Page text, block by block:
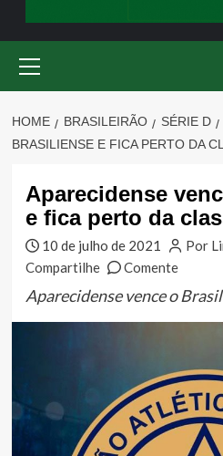
Menu
HOME BRASILEIRÃO SÉRIE D
BRASILIENSE E FICA PERTO DA
Aparecidense
e fica perto da
10 de julho de 2021
Por
Compartilhe
Comente
Aparecidense vence o